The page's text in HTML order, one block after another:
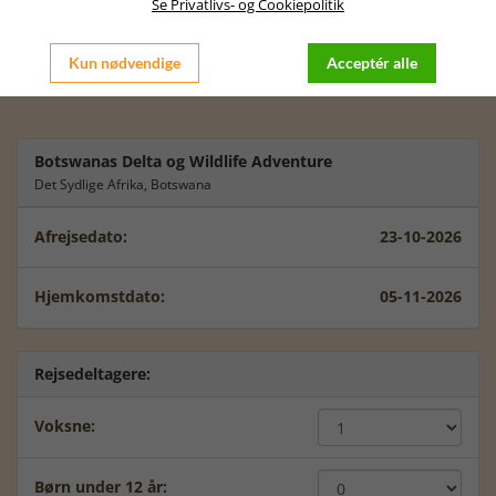
passer dig bedst at rejse.
København, men lad os sammen tale videre om dette.
Vi glæder os til at tale videre med dig.
Botswanas Delta og Wildlife Adventure
Det Sydlige Afrika, Botswana
Afrejsedato: 23-10-2026
Hjemkomstdato: 05-11-2026
Rejsedeltagere:
Voksne:
Børn under 12 år:
Se Privatlivs- og Cookiepolitik
Kun nødvendige Acceptér alle